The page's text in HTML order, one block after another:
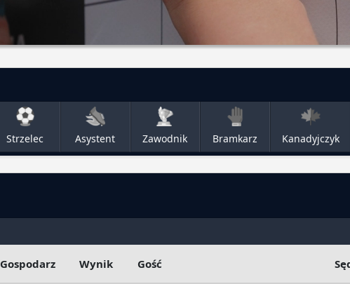
Strzelec Asystent Zawodnik Bramkarz Kanadyjczyk
Gospodarz Wynik Gość